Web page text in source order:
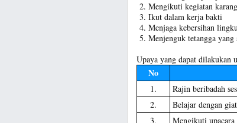
Mengikuti kegiatan
Ikut dalam kerja bakti
Menjaga kebersihan
Menjenguk tetangga yang
Upaya yang dapat dilakukan
No
1.
Rajin beribadah
2.
Belajar dengan
3.
Mengikuti upacara